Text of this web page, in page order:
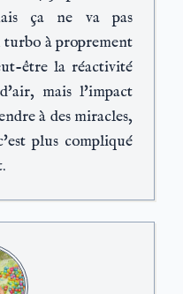
ça ne va pas
turbo à proprement
être la réactivité
mais l'impact
à des miracles,
plus compliqué